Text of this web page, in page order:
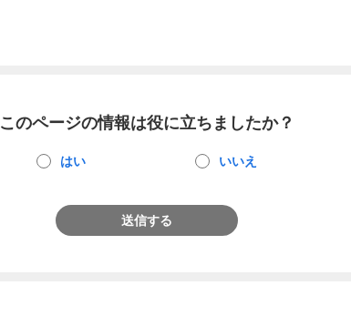
このページの情報は役に立ちましたか？
はい いいえ
送信する